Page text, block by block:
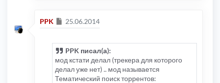
PPK Сообщение
25.06.2014
PPK писал(а):
мод кстати делал (трекера для которого
делал уже нет) .. мод называется
Тематический поиск торрентов: